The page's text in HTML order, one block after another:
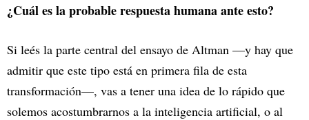
¿Cuál es la probable respuesta humana ante esto?
Si leés la parte central del ensayo de Altman —y hay que
admitir que este tipo está en primera fila de esta
transformación—, vas a tener una idea de lo rápido que
solemos acostumbrarnos a la inteligencia artificial, o al